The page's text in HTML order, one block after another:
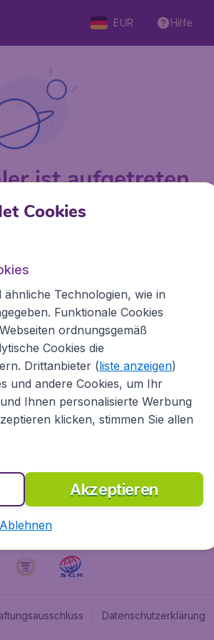
EUR Hilfe
ist aufgetreten ...
Internationale Webseiten
CheapTickets.nl
CheapTickets.be
BudgetAir.fr
BudgetAir.es
BudgetAir.it
Datenschutzerklärung
Cookies
Technologien, wie in
Funktionale Cookies
ordnungsgemäß
Cookies die
Drittanbieter (liste anzeigen)
und andere Cookies, um Ihr
Ihnen personalisierte Werbung
klicken, stimmen Sie allen
Akzeptieren
Ablehnen